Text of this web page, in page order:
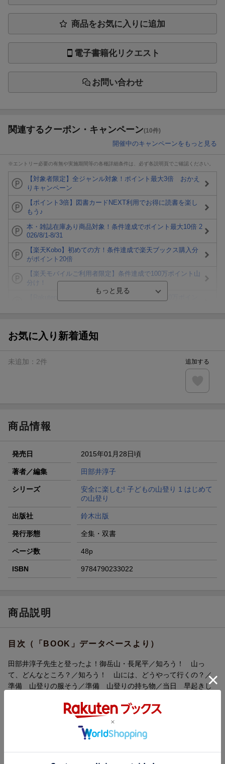
商品をお気に入りに追加
電子書籍化リクエスト
お問い合わせ
関連するクーポン・キャンペーン(10件)
開催中のキャンペーンをもっと見る
※エントリー必要の有無や実施期間等の各種詳細条件は、必ず各説明頁でご確認ください。
【対象者限定】全ジャンル対象！ポイント最大3倍 おかえ
りキャンペーン
【ポイント3倍】図書カードNEXT利用でお得に読書を楽し
もう♪
本・雑誌在庫あり商品対象！条件達成でポイント最大10倍 2
026/8/1-8/31
【楽天Kobo】初めての方！条件達成で楽天ブックス購入分
がポイント20倍
【楽天モバイルご利用者限定】条件達成で100万ポイント山
分け！
が当たる！
楽天モバイル紹介キャンペーンの拡散で300円OFFクーポン
条件達成で楽天限定・宝塚歌劇 宙組貸切公演ペアチケット
お気に入り新着通知
未追加： 2件 追加する
商品情報
発売日 2015年01月28日頃
著者／編集 田部井淳子
シリーズ
安全に楽しむ! 子どもの山登り 1 はじめて
の山登り
出版社 鈴木出版
発行形態 全集・双書
ページ数 48p
ISBN 9784790233022
商品説明
目次（「BOOK」データベースより）
田部井淳子先生と登ったよ！御岳山・長尾平／知ろう！ 山っ
て、どんなところ？／知ろう！ 山には、どうやって行くの？／
準備 山登りの服そう／準備 山登りの持ち物／当日 早起きし
日 山の歩きかたを知ろう／当日 山のてっぺんに着いた！／山
登りの楽しみ１ 山の草花を見てみよう／山登りの楽しみ２ お
べんとうを食べよう／こまった！ こんなとき、どうする？／当
日 みんなでゴールしよう／まとめ 山の思い出をのこそう／聞
かせて！ 寺田小学校の山登り／知ってる？ なんでも日本一！